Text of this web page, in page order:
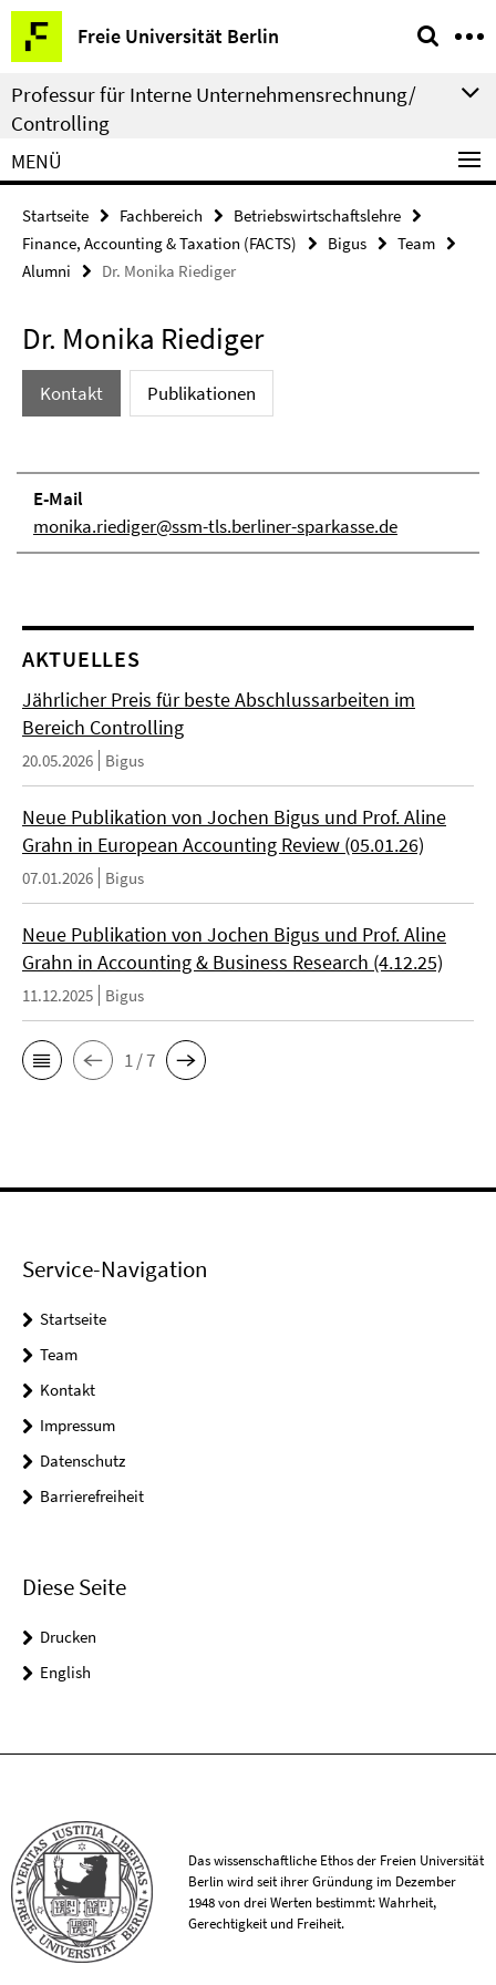
Springe
direkt
zu
Inhalt
Freie Universität Berlin
Service-
Navigation
Professur für Interne Unternehmensrechnung/
Controlling
MENÜ
Startseite Fachbereich
Betriebswirtschaftslehre
Finance, Accounting & Taxation (FACTS)
Bigus
Team
Alumni
Dr. Monika Riediger
Dr. Monika Riediger
Kontakt Publikationen
E-Mail
monika.riediger@ssm-tls.berliner-sparkasse.de
AKTUELLES
Jährlicher Preis für beste Abschlussarbeiten im
Bereich Controlling
20.05.2026 Bigus
Neue Publikation von Jochen Bigus und Prof. Aline
Grahn in European Accounting Review (05.01.26)
07.01.2026 Bigus
Neue Publikation von Jochen Bigus und Prof. Aline
Grahn in Accounting & Business Research (4.12.25)
11.12.2025 Bigus
1 / 7
Service-Navigation
Startseite
Team
Kontakt
Impressum
Datenschutz
Barrierefreiheit
Diese Seite
Drucken
English
Das wissenschaftliche Ethos der Freien Universität
Berlin wird seit ihrer Gründung im Dezember
1948 von drei Werten bestimmt: Wahrheit,
Gerechtigkeit und Freiheit.